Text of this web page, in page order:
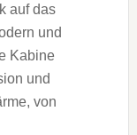
auf das
und
Kabine
und
von